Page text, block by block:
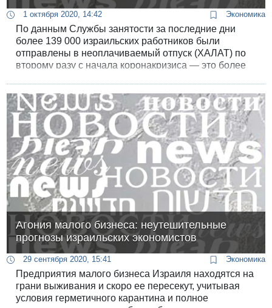
1 октября 2020, 14:42 Экономика
По данным Службы занятости за последние дни
более 139 000 израильских работников были
отправлены в неоплачиваемый отпуск (ХАЛАТ) по
второму разу с начала коронакризиса — это более
Агония малого бизнеса: неутешительные
прогнозы израильских экономистов
29 сентября 2020, 15:41 Экономика
Предприятия малого бизнеса Израиля находятся на
грани выживания и скоро ее пересекут, учитывая
условия герметичного карантина и полное